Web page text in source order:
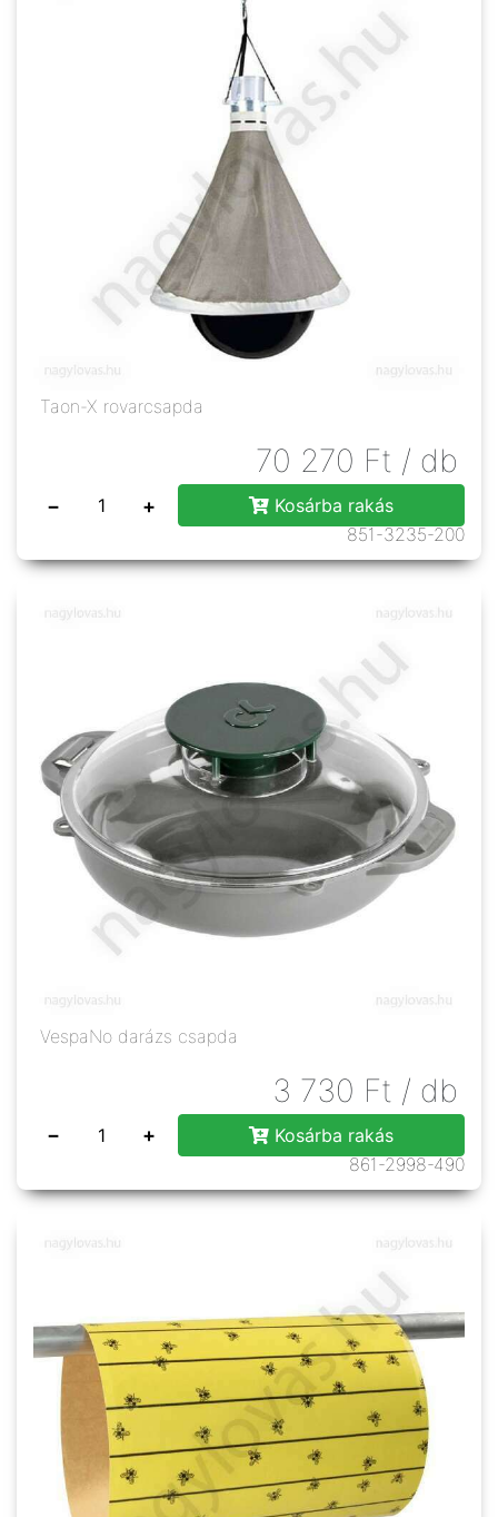
Taon-X rovarcsapda
70 270 Ft / db
− +
Kosárba rakás
851-3235-200
VespaNo darázs csapda
3 730 Ft / db
− +
Kosárba rakás
861-2998-490